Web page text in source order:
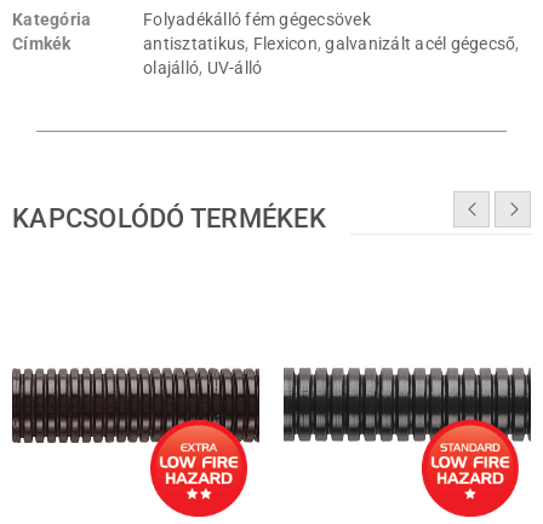
Kategória
Folyadékálló fém gégecsövek
Címkék
antisztatikus, Flexicon,galvanizált acél gégecső,
olajálló, UV-álló
KAPCSOLÓDÓ TERMÉKEK